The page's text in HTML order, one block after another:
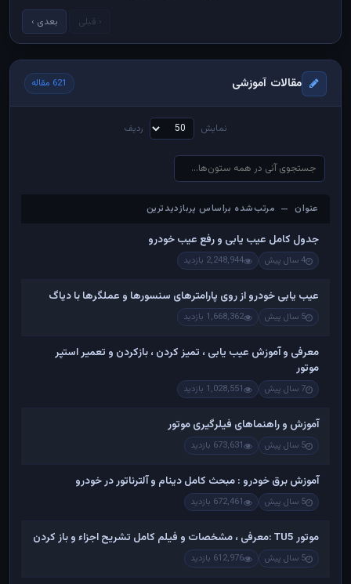
‹ قبلی بعدی ›
مقالات آموزشی 621 مقاله
نمایش ردیف
عنوان — مرتب‌شده براساس پربازدیدترین
عنوان — مرتب‌شده براساس پربازدیدترین
جدول کامل عیب یابی و رفع عیب خودرو
4 سال پیش 2,248,944 بازدید
عیب یابی خودرو از روی پارامترهای سنسورها و عملگرها با دیاگ
5 سال پیش 1,668,362 بازدید
معرفی و آموزش عیب یابی ، تمیز کردن ، بازکردن و تعمیر استپر
موتور
7 سال پیش 1,028,551 بازدید
آموزش و راهنماهای فیلرگیری موتور
5 سال پیش 673,631 بازدید
آموزش برق خودرو : مبحث کامل دینام و آلترناتور در خودرو
5 سال پیش 672,461 بازدید
موتور TU5 :معرفی ، مشخصات و فیلم کامل تشریح اجزاء و باز کردن
5 سال پیش 612,976 بازدید